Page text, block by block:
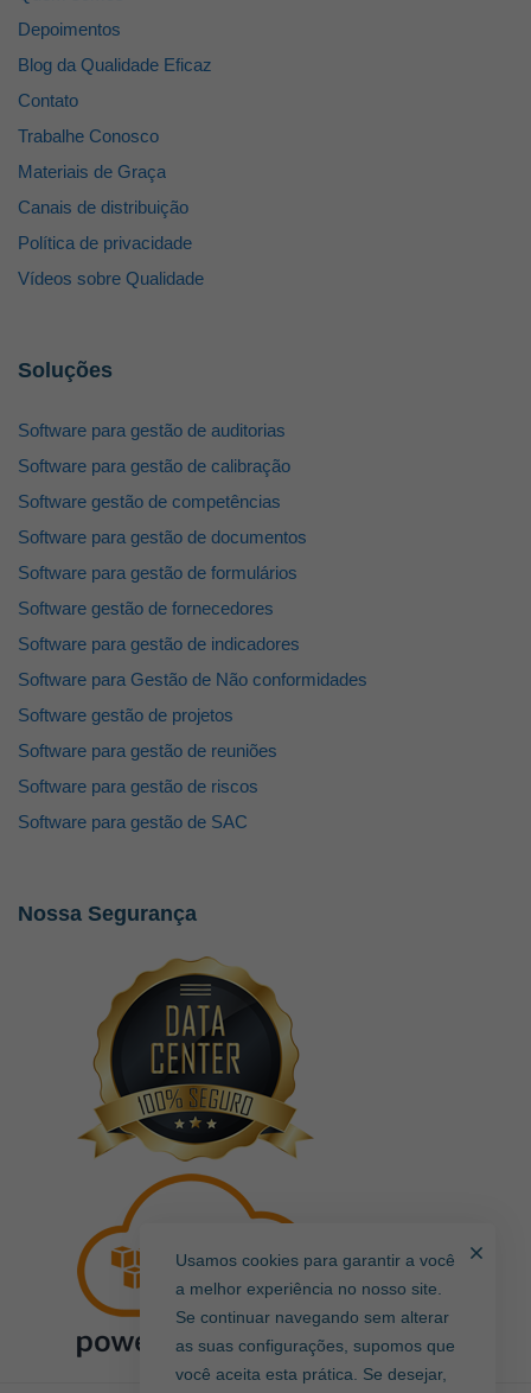
Depoimentos
Blog da Qualidade Eficaz
Contato
Trabalhe Conosco
Materiais de Graça
Canais de distribuição
Política de privacidade
Vídeos sobre Qualidade
Soluções
Software para gestão de auditorias
Software para gestão de calibração
Software gestão de competências
Software para gestão de documentos
Software para gestão de formulários
Software gestão de fornecedores
Software para gestão de indicadores
Software para Gestão de Não conformidades
Software gestão de projetos
Software para gestão de reuniões
Software para gestão de riscos
Software para gestão de SAC
Nossa Segurança
Usamos cookies para garantir a você
a melhor experiência no nosso site.
Se continuar navegando sem alterar
as suas configurações, supomos que
você aceita esta prática. Se desejar,